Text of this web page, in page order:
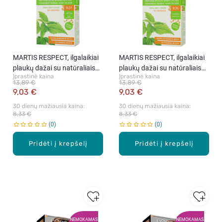
Pridėti į krepšelį
MARTIS RESPECT, ilgalaikiai
plaukų dažai su natūraliais
komponentais, 27 Tamsiai
šokoladinė, rink.
Įprastinė kaina
9,03 €
13,89 €
30 dienų mažiausia kaina:
8,33 €
0
Pridėti į krepšelį
MARTIS RESPECT, ilgalaikiai
plaukų dažai su natūraliais
komponentais, 26
Šokoladinė, rink.
Įprastinė kaina
9,03 €
13,89 €
30 dienų mažiausia kaina:
8,33 €
0
NEMOKAMAS
NEMOKAMAS